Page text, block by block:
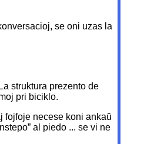
se oni uzas la
struktura prezento de
pri biciklo.
fojfoje necese koni ankaŭ
al piedo ... se vi ne